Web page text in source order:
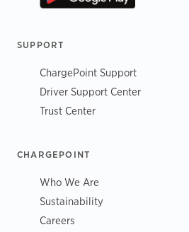
SUPPORT
ChargePoint Support
Driver Support Center
Trust Center
CHARGEPOINT
Who We Are
Sustainability
Careers